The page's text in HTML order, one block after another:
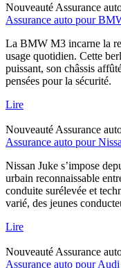
Nouveauté Assurance
Assurance auto pour
La BMW M3 incarne la
usage quotidien. Cette
puissant, son châssis
pensées pour la sécurité.
Lire
Nouveauté Assurance
Assurance auto pour
Nissan Juke s’impose
urbain reconnaissable
conduite surélevée et
varié, des jeunes
Lire
Nouveauté Assurance
Assurance auto pour